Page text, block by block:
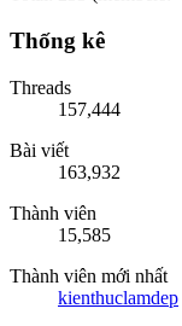
Thống kê
Threads
157,444
Bài viết
163,932
Thành viên
15,585
Thành viên mới nhất
kienthuclamdep